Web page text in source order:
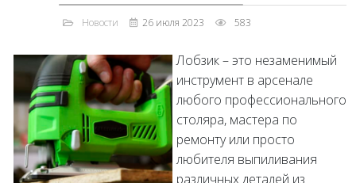
Новости 26 июля 2023 583
Лобзик – это незаменимый
инструмент в арсенале
любого профессионального
столяра, мастера по
ремонту или просто
любителя выпиливания
различных деталей из